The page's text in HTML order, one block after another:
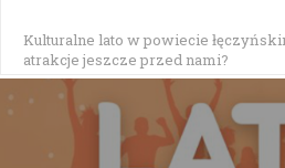
Kulturalne lato w powiecie
atrakcje jeszcze przed nami?
Czy jesteśmy tolerancyjni?